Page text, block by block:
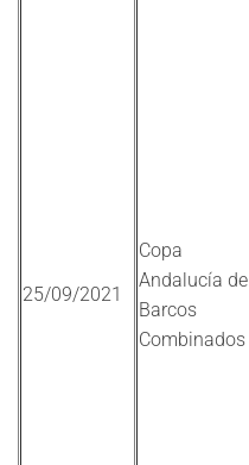
25/09/2021
Copa
Andalucía de
Barcos
Combinados